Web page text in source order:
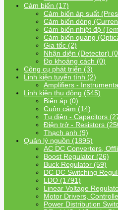
Cảm biến (17)
Cảm biến áp suất
Cảm biến dòng
Cảm biến nhiệt độ
Cảm biến quang
Gia tốc (2)
Nhận diện (Detector)
Đo khoảng cách (0)
Công cụ phát triển (3)
Linh kiện tuyến tính (2)
Amplifiers -
Linh kiện thụ động (545)
Biến áp (0)
Cuộn cảm (14)
Tụ điện - Capacitors
Điện trở - Resistors
Thạch anh (9)
Quản lý nguồn (1895)
AC DC Converters,
Boost Regulator (26)
Buck Regulator (59)
DC DC Switching
LDO (1791)
Linear Voltage
Motor Drivers,
Power Distribution